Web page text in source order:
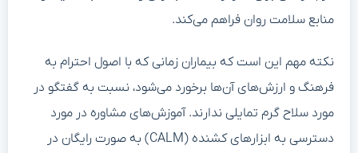
منابع سلامت روان فراهم می‌کند.
نکته مهم این است که بیماران زمانی که با اصول احترام به
فرهنگ و ارزش‌های آن‌ها برخورد می‌شود، نسبت به گفتگو در
مورد سلاح گرم تمایلی ندارند. آموزش‌های مشاوره در مورد
دسترسی به ابزارهای کشنده (CALM) به صورت رایگان در